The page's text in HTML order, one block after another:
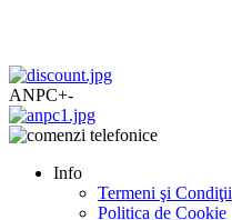
ANPC+-
Info
Termeni şi Condiţii
Politica de Cookie